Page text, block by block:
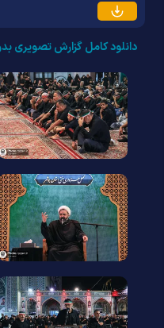
دانلود کامل گزارش تصویری